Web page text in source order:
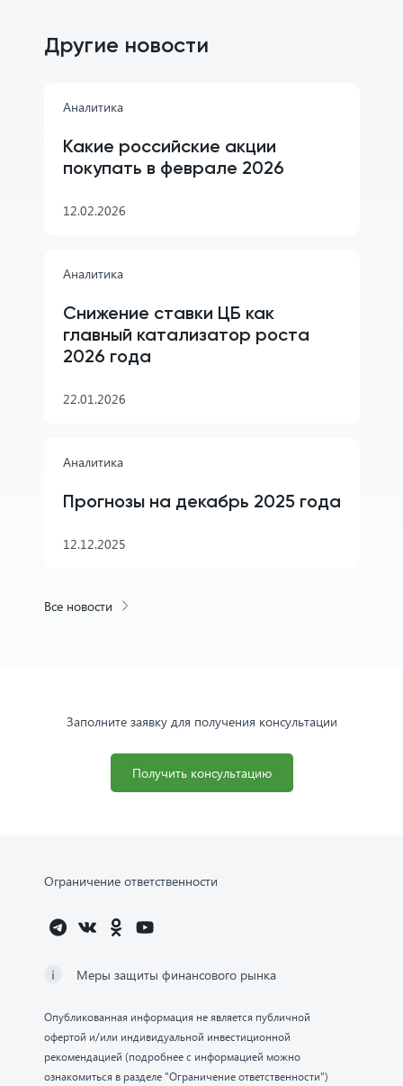
Другие новости
Аналитика
Какие российские акции
покупать в феврале 2026
12.02.2026
Аналитика
Снижение ставки ЦБ как
главный катализатор роста
2026 года
22.01.2026
Аналитика
Прогнозы на декабрь 2025 года
12.12.2025
Все новости
Заполните заявку для получения консультации
Получить консультацию
Ограничение ответственности
Меры защиты финансового рынка
Опубликованная информация не является публичной
офертой и/или индивидуальной инвестиционной
рекомендацией (подробнее с информацией можно
ознакомиться в разделе "Ограничение ответственности")